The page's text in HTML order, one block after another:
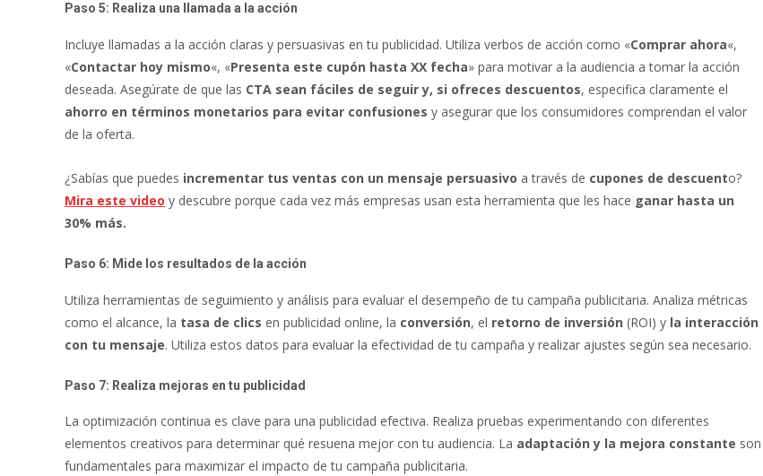
Paso 5: Realiza una llamada a la acción
Incluye llamadas a la acción claras y persuasivas en tu publicidad. Utiliza verbos de acción como «Comprar ahora«,
«Contactar hoy mismo«, «Presenta este cupón hasta XX fecha» para motivar a la audiencia a tomar la acción
deseada. Asegúrate de que las CTA sean fáciles de seguir y, si ofreces descuentos, especifica claramente el
ahorro en términos monetarios para evitar confusiones y asegurar que los consumidores comprendan el valor
de la oferta.
¿Sabías que puedes incrementar tus ventas con un mensaje persuasivo a través de cupones de descuento?
Mira este video y descubre porque cada vez más empresas usan esta herramienta que les hace ganar hasta un
30% más.
Paso 6: Mide los resultados de la acción
Utiliza herramientas de seguimiento y análisis para evaluar el desempeño de tu campaña publicitaria. Analiza métricas
como el alcance, la tasa de clics en publicidad online, la conversión, el retorno de inversión (ROI) y la interacción
con tu mensaje. Utiliza estos datos para evaluar la efectividad de tu campaña y realizar ajustes según sea necesario.
Paso 7: Realiza mejoras en tu publicidad
La optimización continua es clave para una publicidad efectiva. Realiza pruebas experimentando con diferentes
elementos creativos para determinar qué resuena mejor con tu audiencia. La adaptación y la mejora constante son
fundamentales para maximizar el impacto de tu campaña publicitaria.